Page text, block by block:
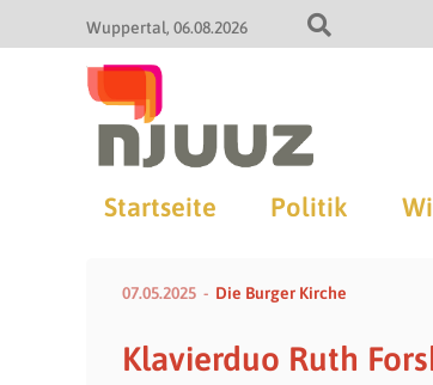
Wuppertal 06.08.2026
Startseite Politik
07.05.2025 Die Burger Kirche
Klavierduo Ruth